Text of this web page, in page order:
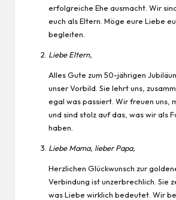
erfolgreiche Ehe ausmacht. Wir
euch als Eltern. Möge eure Liebe
begleiten.
Liebe Eltern,
Alles Gute zum 50-jährigen
unser Vorbild. Sie lehrt uns,
egal was passiert. Wir freuen uns,
und sind stolz auf das, was wir als
haben.
Liebe Mama, lieber Papa,
Herzlichen Glückwunsch zur
Verbindung ist unzerbrechlich. Sie
was Liebe wirklich bedeutet. Wir